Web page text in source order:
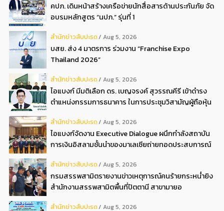
คปภ. เดินหน้าสร้างเครือข่ายนักสื่อสารด้านประกันภัย จัด
อบรมหลักสูตร “นปภ.” รุ่นที่ 1
สํานักข่าวสับปะรด Aug 5, 2026
บสย. ส่ง 4 มาตรการ ร่วมงาน “Franchise Expo
Thailand 2026”
สํานักข่าวสับปะรด Aug 5, 2026
ไอแบงก์ มีมติเลือก ดร. เบญจรงค์ สุวรรณคีรี เข้าดำรง
ตำแหน่งกรรมการธนาคาร ในการประชุมวิสามัญผู้ถือหุ้น
สํานักข่าวสับปะรด Aug 5, 2026
ไอแบงก์จัดงาน Executive Dialogue ผนึกกำลังสถาบัน
การเงินอิสลามชั้นนำของมาเลเซียถ่ายทอดประสบการณ์
อิสลามแห่งอนาคต
สํานักข่าวสับปะรด Aug 5, 2026
กรมสรรพสามิตรายงานข่าวเหตุการณ์คนร้ายกระหน่ำยิง
สำนักงานสรรพสามิตพื้นที่ปัตตานี สาขามายอ
สํานักข่าวสับปะรด Aug 5, 2026